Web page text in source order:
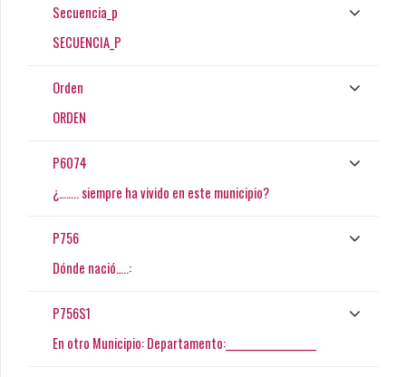
Secuencia_p
SECUENCIA_P
Orden
ORDEN
P6074
¿…….. siempre ha vivido en este municipio?
P756
Dónde nació…..:
P756S1
En otro Municipio: Departamento:____________________